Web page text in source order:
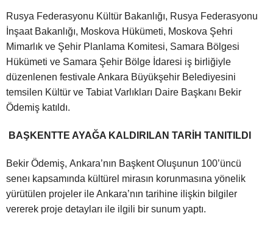
Rusya Federasyonu Kültür Bakanlığı, Rusya Federasyonu
İnşaat Bakanlığı, Moskova Hükümeti, Moskova Şehri
Mimarlık ve Şehir Planlama Komitesi, Samara Bölgesi
Hükümeti ve Samara Şehir Bölge İdaresi iş birliğiyle
düzenlenen festivale Ankara Büyükşehir Belediyesini
temsilen Kültür ve Tabiat Varlıkları Daire Başkanı Bekir
Ödemiş katıldı.
BAŞKENTTE AYAĞA KALDIRILAN TARİH TANITILDI
Bekir Ödemiş, Ankara’nın Başkent Oluşunun 100’üncü
seneı kapsamında kültürel mirasın korunmasına yönelik
yürütülen projeler ile Ankara’nın tarihine ilişkin bilgiler
vererek proje detayları ile ilgili bir sunum yaptı.